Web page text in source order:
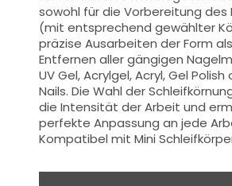
sowohl für die Vorbereitung des
(mit entsprechend gewählter
präzise Ausarbeiten der Form
Entfernen aller gängigen
UV Gel, Acrylgel, Acryl, Gel Polish
Nails. Die Wahl der
die Intensität der Arbeit und
perfekte Anpassung an jede
Kompatibel mit Mini